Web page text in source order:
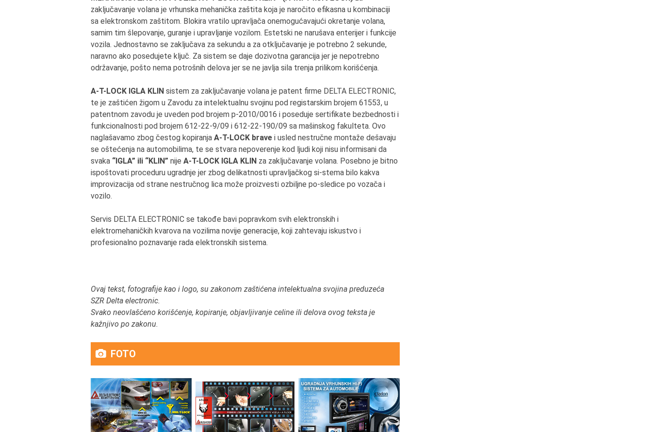
zaključavanje volana je vrhunska mehanička zaštita koja je naročito efikasna u kombinaciji
sa elektronskom zaštitom. Blokira vratilo upravljača onemogućavajući okretanje volana,
samim tim šlepovanje, guranje i upravljanje vozilom. Estetski ne narušava enterijer i funkcije
vozila. Jednostavno se zaključava za sekundu a za otključavanje je potrebno 2 sekunde,
naravno ako posedujete ključ. Za sistem se daje dozivotna garancija jer je nepotrebno
održavanje, pošto nema potrošnih delova jer se ne javlja sila trenja prilikom korišćenja.
A-T-LOCK IGLA KLIN sistem za zaključavanje volana je patent firme DELTA ELECTRONIC,
te je zaštićen žigom u Zavodu za intelektualnu svojinu pod registarskim brojem 61553, u
patentnom zavodu je uveden pod brojem p-2010/0016 i poseduje sertifikate bezbednosti i
funkcionalnosti pod brojem 612-22-9/09 i 612-22-190/09 sa mašinskog fakulteta. Ovo
naglašavamo zbog čestog kopiranja A-T-LOCK brave i usled nestručne montaže dešavaju
se oštećenja na automobilima, te se stvara nepoverenje kod ljudi koji nisu informisani da
svaka “IGLA” ili “KLIN” nije A-T-LOCK IGLA KLIN za zaključavanje volana. Posebno je bitno
ispoštovati proceduru ugradnje jer zbog delikatnosti upravljačkog si-stema bilo kakva
improvizacija od strane nestručnog lica može proizvesti ozbiljne po-sledice po vozača i
vozilo.
Servis DELTA ELECTRONIC se takođe bavi popravkom svih elektronskih i
elektromehaničkih kvarova na vozilima novije generacije, koji zahtevaju iskustvo i
profesionalno poznavanje rada elektronskih sistema.
Ovaj tekst, fotografije kao i logo, su zakonom zaštićena intelektualna svojina preduzeća
SZR Delta electronic.
Svako neovlašćeno korišćenje, kopiranje, objavljivanje celine ili delova ovog teksta je
kažnjivo po zakonu.
FOTO